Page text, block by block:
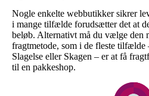
Nogle enkelte webbutikker sikrer
i mange tilfælde forudsætter det at
beløb. Alternativt må du vælge den
fragtmetode, som i de fleste
Slagelse eller Skagen – er at få
til en pakkeshop.